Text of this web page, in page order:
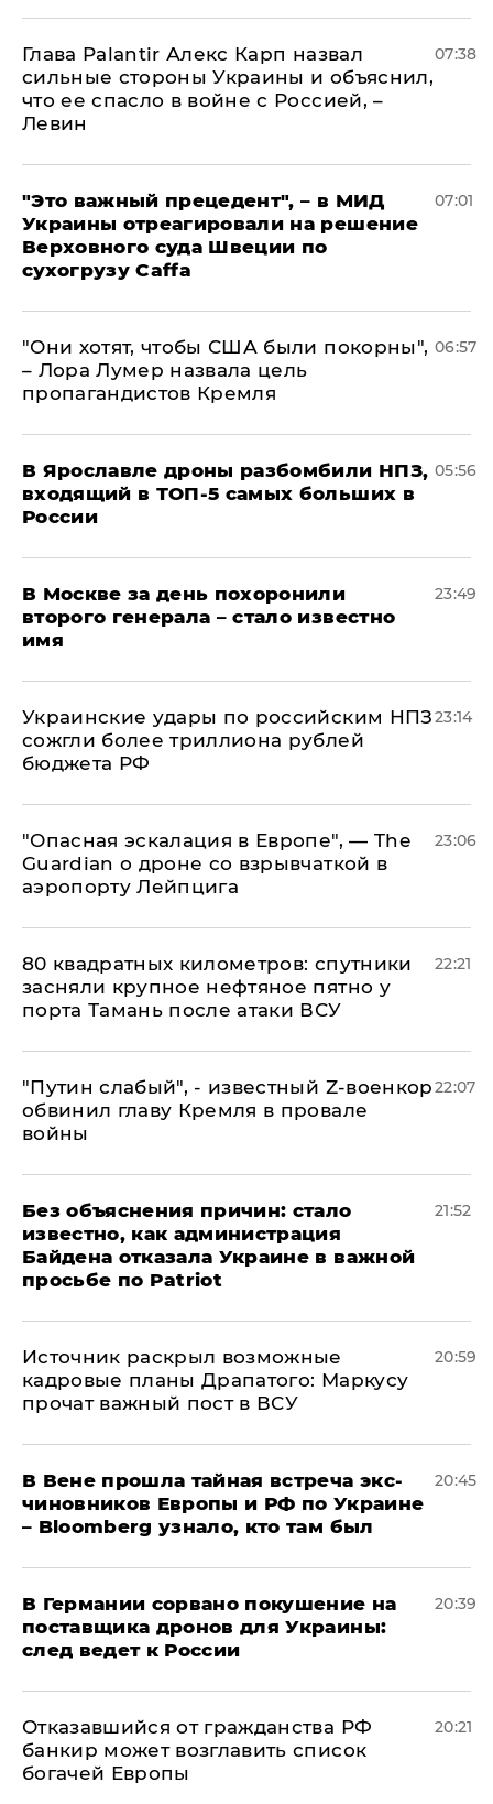
Глава Palantir Алекс Карп назвал
сильные стороны Украины и объяснил,
что ее спасло в войне с Россией, –
Левин
07:38
"Это важный прецедент", – в МИД
Украины отреагировали на решение
Верховного суда Швеции по
сухогрузу Caffa
07:01
"Они хотят, чтобы США были покорны",
– Лора Лумер назвала цель
пропагандистов Кремля
06:57
В Ярославле дроны разбомбили НПЗ,
входящий в ТОП-5 самых больших в
России
05:56
В Москве за день похоронили
второго генерала – стало известно
имя
23:49
Украинские удары по российским НПЗ
сожгли более триллиона рублей
бюджета РФ
23:14
"Опасная эскалация в Европе", — The
Guardian о дроне со взрывчаткой в
аэропорту Лейпцига
23:06
80 квадратных километров: спутники
засняли крупное нефтяное пятно у
порта Тамань после атаки ВСУ
22:21
​"Путин слабый", - известный Z-военкор
обвинил главу Кремля в провале
войны
22:07
Без объяснения причин: стало
известно, как администрация
Байдена отказала Украине в важной
просьбе по Patriot
21:52
​Источник раскрыл возможные
кадровые планы Драпатого: Маркусу
прочат важный пост в ВСУ
20:59
В Вене прошла тайная встреча экс-
чиновников Европы и РФ по Украине
– Bloomberg узнало, кто там был
20:45
​В Германии сорвано покушение на
поставщика дронов для Украины:
след ведет к России
20:39
Отказавшийся от гражданства РФ
банкир может возглавить список
богачей Европы
20:21